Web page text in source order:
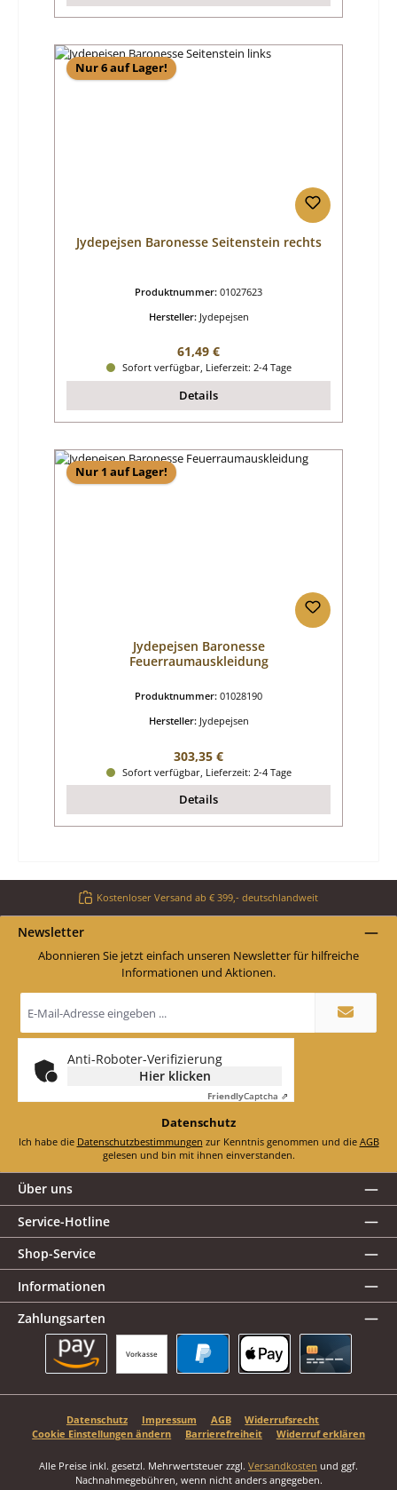
Nur 6 auf Lager!
Jydepejsen Baronesse Seitenstein rechts
Produktnummer: 01027623
Hersteller: Jydepejsen
Regulärer Preis:
61,49 €
Sofort verfügbar, Lieferzeit: 2-4 Tage
Details
Nur 1 auf Lager!
Jydepejsen Baronesse
Feuerraumauskleidung
Produktnummer: 01028190
Hersteller: Jydepejsen
Regulärer Preis:
303,35 €
Sofort verfügbar, Lieferzeit: 2-4 Tage
Details
Kostenloser Versand ab € 399,- deutschlandweit
Newsletter
Abonnieren Sie jetzt einfach unseren Newsletter für hilfreiche
Informationen und Aktionen.
Mail-
Adresse
*
Anti-Roboter-Verifizierung
Hier klicken
FriendlyCaptcha ⇗
Datenschutz
Ich habe die Datenschutzbestimmungen zur Kenntnis genommen und die AGB
gelesen und bin mit ihnen einverstanden.
Über uns
Service-Hotline
Shop-Service
Informationen
Zahlungsarten
Vorkasse
Datenschutz Impressum AGB
Widerrufsrecht
Cookie Einstellungen ändern
Barrierefreiheit Widerruf erklären
Alle Preise inkl. gesetzl. Mehrwertsteuer zzgl. Versandkosten und ggf.
Nachnahmegebühren, wenn nicht anders angegeben.